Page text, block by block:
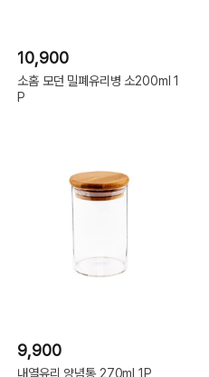
10,900
소홈 모던 밀폐유리병 소200ml 1
P
9,900
내열유리 양념통 270ml 1P